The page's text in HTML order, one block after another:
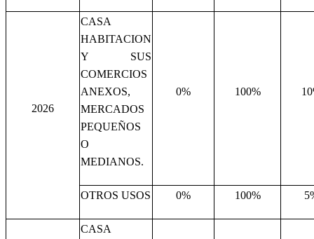
2026
CASA
HABITACION
Y SUS
COMERCIOS
ANEXOS,
MERCADOS
PEQUEÑOS
O
MEDIANOS.
0% 100%
OTROS USOS 0% 100%
CASA